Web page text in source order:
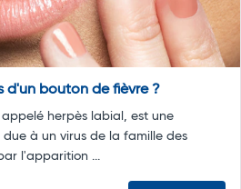
d'un bouton de fièvre ?
herpès labial, est une
à un virus de la famille des
l'apparition ...